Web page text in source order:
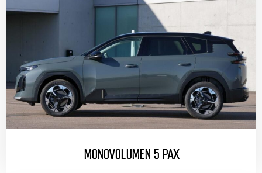
MONOVOLUMEN 5 PAX